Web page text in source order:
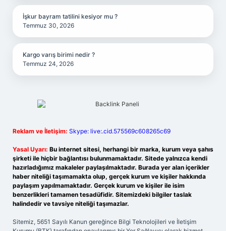
İşkur bayram tatilini kesiyor mu ?
Temmuz 30, 2026
Kargo varış birimi nedir ?
Temmuz 24, 2026
Reklam ve İletişim: Skype: live:.cid.575569c608265c69
Yasal Uyarı: Bu internet sitesi, herhangi bir marka, kurum veya şahıs
şirketi ile hiçbir bağlantısı bulunmamaktadır. Sitede yalnızca kendi
hazırladığımız makaleler paylaşılmaktadır. Burada yer alan içerikler
haber niteliği taşımamakta olup, gerçek kurum ve kişiler hakkında
paylaşım yapılmamaktadır. Gerçek kurum ve kişiler ile isim
benzerlikleri tamamen tesadüfidir. Sitemizdeki bilgiler taslak
halindedir ve tavsiye niteliği taşımazlar.
Sitemiz, 5651 Sayılı Kanun gereğince Bilgi Teknolojileri ve İletişim